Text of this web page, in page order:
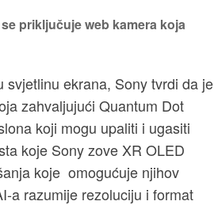
priključuje web kamera koja
ekrana, Sony tvrdi da je
zahvaljujući Quantum Dot
koji mogu upaliti i ugasiti
koje Sony zove XR OLED
koje omogućuje njihov
a razumije rezoluciju i format